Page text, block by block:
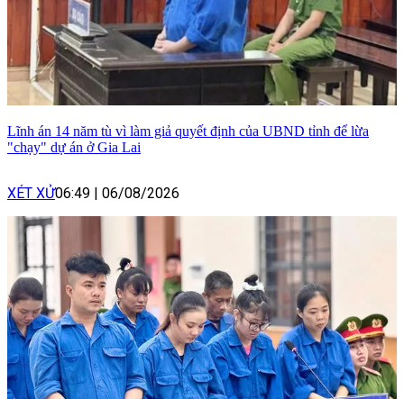
Lĩnh án 14 năm tù vì làm giả quyết định của UBND tỉnh để lừa
"chạy" dự án ở Gia Lai
XÉT XỬ06:49 06/08/2026